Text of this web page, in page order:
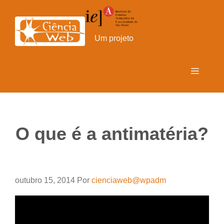
para
conteúdo
Um projeto
Menu
O que é a antimatéria?
outubro 15, 2014 Por cienciaweb@wpadm